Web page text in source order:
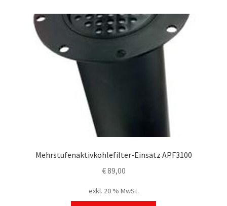
Mehrstufenaktivkohlefilter-Einsatz APF3100
€89,00
exkl. 20 % MwSt.